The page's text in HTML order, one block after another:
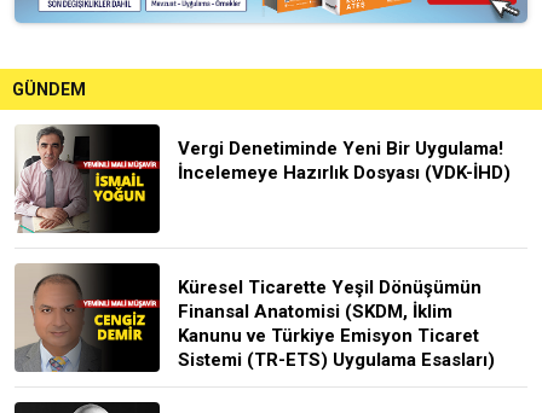
GÜNDEM
Vergi Denetiminde Yeni Bir Uygulama!
İncelemeye Hazırlık Dosyası (VDK-İHD)
Küresel Ticarette Yeşil Dönüşümün
Finansal Anatomisi (SKDM, İklim
Kanunu ve Türkiye Emisyon Ticaret
Sistemi (TR-ETS) Uygulama Esasları)